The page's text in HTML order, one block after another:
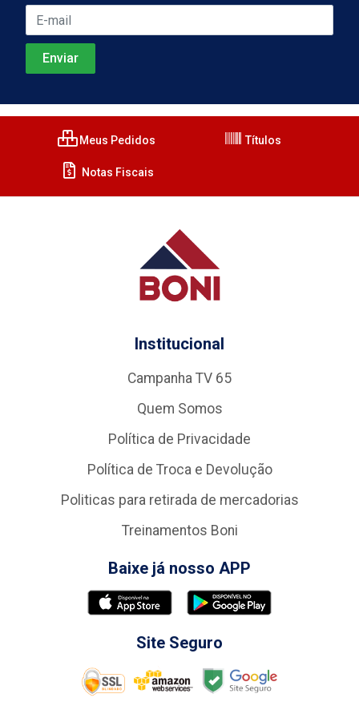
Meus Pedidos Títulos
Notas Fiscais
Institucional
Campanha TV 65
Quem Somos
Política de Privacidade
Política de Troca e Devolução
Politicas para retirada de mercadorias
Treinamentos Boni
Baixe já nosso APP
Site Seguro